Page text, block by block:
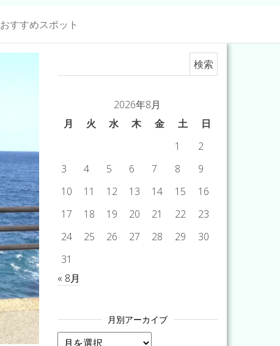
おすすめスポット
2026年8月
月
火 水 木 金 土
日
1
2
3
4 5 6 7 8
9
10
11 12 13 14 15
16
17
18 19 20 21 22
23
24
25 26 27 28 29
30
31
« 8月
月別アーカイブ
月別アーカイブ